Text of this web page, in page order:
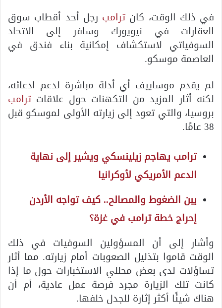
في ذلك الوقت، كان ترامب رجل أحد أقطاب سوق
العقارات في نيويورك وسافر إلى الاتحاد
السوفياتي لاستكشاف إمكانية بناء فندق في
العاصمة موسكو.
لم يقدم موساييف أي أدلة مباشرة لدعم ادعائه،
لكنه أثار المزيد من التكهنات حول علاقات ترامب
بروسيا، والتي تعود إلى زيارته الأولى لموسكو قبل
38 عامًا.
ترامب يهاجم زيلينسكي ويشير إلى نهاية
الدعم الأمريكي لأوكرانيا
يبن الضغوط والمصالح.. كيف تواجه الأردن
إحراج خطة ترامب في غزة؟
وأشار إلى أن المسؤولين السوفيات في ذلك
الوقت قاموا بتذليل الصعوبات أمام زيارته. مما أثار
تساؤلات لدى بعض محللي الاستخبارات حول ما إذا
كانت تلك الزيارة مجرد فرصة عمل عادية، أم أن
هناك شيئًا أكثر إثارة للجدل خلفها.